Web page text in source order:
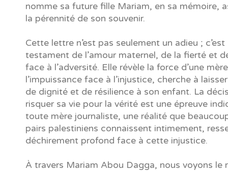
nomme sa future fille Mariam, en sa mémoire,
la pérennité de son souvenir.
Cette lettre n’est pas seulement un adieu ; c’est
testament de l’amour maternel, de la fierté et
face à l’adversité. Elle révèle la force d’une
l’impuissance face à l’injustice, cherche à
de dignité et de résilience à son enfant. La
risquer sa vie pour la vérité est une épreuve
toute mère journaliste, une réalité que
pairs palestiniens connaissent intimement,
déchirement profond face à cette injustice.
À travers Mariam Abou Dagga, nous voyons le